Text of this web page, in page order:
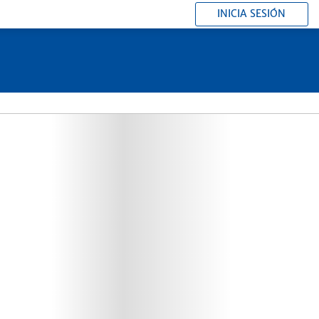
INICIA SESIÓN